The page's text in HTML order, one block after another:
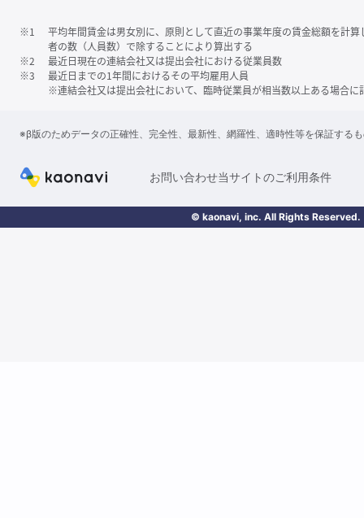
※1
平均年間賃金は男女別に、原則として直近の事業年度の賃金総額を計
者の数（人員数）で除することにより算出する
※2
最近日現在の連結会社又は提出会社における従業員数
※3
最近日までの1年間におけるその平均雇用人員
※連結会社又は提出会社において、臨時従業員が相当数以上ある場合に
※β版のためデータの正確性、完全性、最新性、網羅性、適時性等を保証する
お問い合わせ当サイトのご利用条件
© kaonavi, inc. All Rights Reserved.